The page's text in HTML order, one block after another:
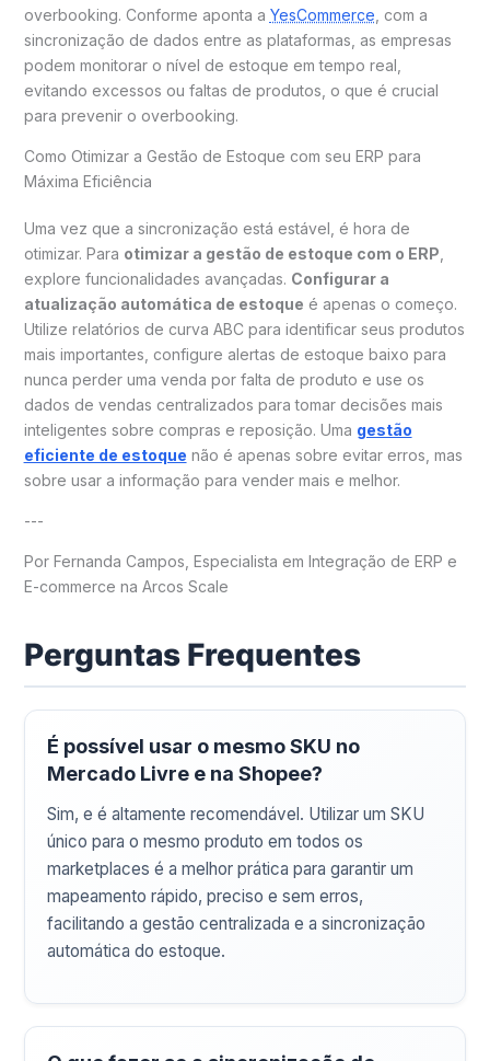
overbooking. Conforme aponta a YesCommerce , com a
sincronização de dados entre as plataformas, as empresas
podem monitorar o nível de estoque em tempo real,
evitando excessos ou faltas de produtos, o que é crucial
para prevenir o overbooking.
Como Otimizar a Gestão de Estoque com seu ERP para
Máxima Eficiência
Uma vez que a sincronização está estável, é hora de
otimizar. Para otimizar a gestão de estoque com o ERP
explore funcionalidades avançadas. Configurar a
atualização automática de estoque é apenas o começo.
Utilize relatórios de curva ABC para identificar seus produtos
mais importantes, configure alertas de estoque baixo para
nunca perder uma venda por falta de produto e use os
dados de vendas centralizados para tomar decisões mais
inteligentes sobre compras e reposição. Uma gestão
eficiente de estoque não é apenas sobre evitar erros, mas
sobre usar a informação para vender mais e melhor.
---
Por Fernanda Campos, Especialista em Integração de ERP e
E-commerce na Arcos Scale
Perguntas Frequentes
É possível usar o mesmo SKU no
Mercado Livre e na Shopee?
Sim, e é altamente recomendável. Utilizar um SKU
único para o mesmo produto em todos os
marketplaces é a melhor prática para garantir um
mapeamento rápido, preciso e sem erros,
facilitando a gestão centralizada e a sincronização
automática do estoque.